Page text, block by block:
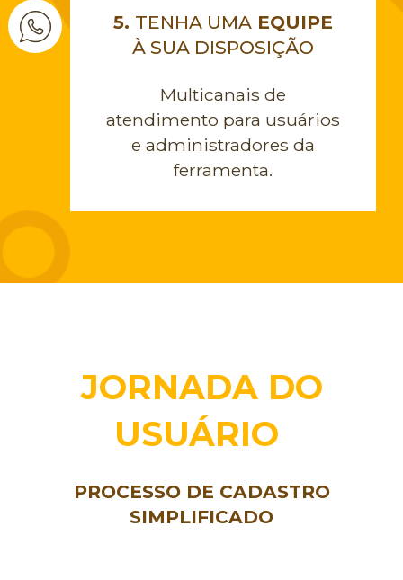
5. TENHA UMA EQUIPE
À SUA DISPOSIÇÃO
Multicanais de
atendimento para usuários
e administradores da
ferramenta.
JORNADA DO
USUÁRIO
PROCESSO DE CADASTRO
SIMPLIFICADO